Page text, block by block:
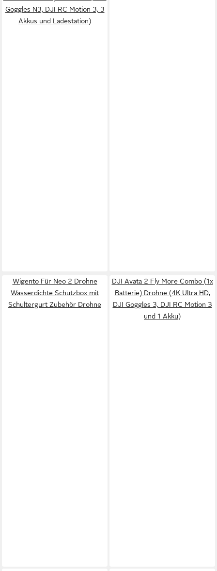
Goggles N3, DJI RC Motion 3, 3
Akkus und Ladestation)
Wigento Für Neo 2 Drohne
Wasserdichte Schutzbox mit
Schultergurt Zubehör Drohne
DJI Avata 2 Fly More Combo (1x
Batterie) Drohne (4K Ultra HD,
DJI Goggles 3, DJI RC Motion 3
und 1 Akku)